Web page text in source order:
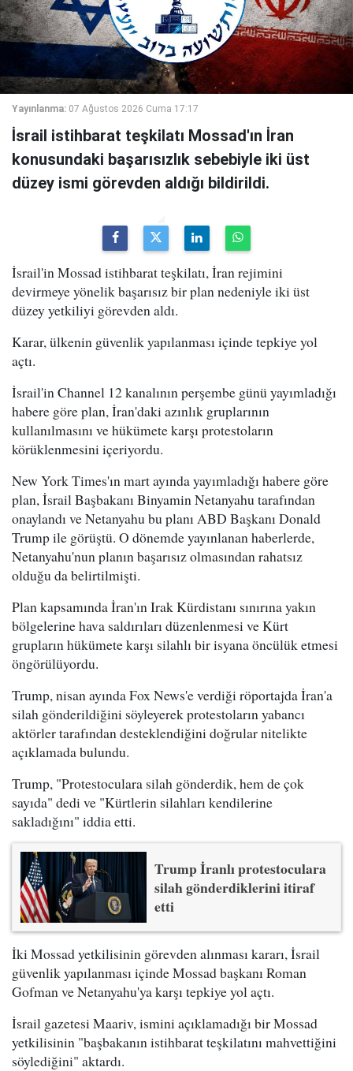
Yayınlanma: 07 Ağustos 2026 Cuma 17:17
İsrail istihbarat teşkilatı Mossad'ın İran
konusundaki başarısızlık sebebiyle iki üst
düzey ismi görevden aldığı bildirildi.
İsrail'in Mossad istihbarat teşkilatı, İran rejimini
devirmeye yönelik başarısız bir plan nedeniyle iki üst
düzey yetkiliyi görevden aldı.
Karar, ülkenin güvenlik yapılanması içinde tepkiye yol
açtı.
İsrail'in Channel 12 kanalının perşembe günü yayımladığı
habere göre plan, İran'daki azınlık gruplarının
kullanılmasını ve hükümete karşı protestoların
körüklenmesini içeriyordu.
New York Times'ın mart ayında yayımladığı habere göre
plan, İsrail Başbakanı Binyamin Netanyahu tarafından
onaylandı ve Netanyahu bu planı ABD Başkanı Donald
Trump ile görüştü. O dönemde yayınlanan haberlerde,
Netanyahu'nun planın başarısız olmasından rahatsız
olduğu da belirtilmişti.
Plan kapsamında İran'ın Irak Kürdistanı sınırına yakın
bölgelerine hava saldırıları düzenlenmesi ve Kürt
grupların hükümete karşı silahlı bir isyana öncülük etmesi
öngörülüyordu.
Trump, nisan ayında Fox News'e verdiği röportajda İran'a
silah gönderildiğini söyleyerek protestoların yabancı
aktörler tarafından desteklendiğini doğrular nitelikte
açıklamada bulundu.
Trump, "Protestoculara silah gönderdik, hem de çok
sayıda" dedi ve "Kürtlerin silahları kendilerine
sakladığını" iddia etti.
Trump İranlı protestoculara
silah gönderdiklerini itiraf
etti
İki Mossad yetkilisinin görevden alınması kararı, İsrail
güvenlik yapılanması içinde Mossad başkanı Roman
Gofman ve Netanyahu'ya karşı tepkiye yol açtı.
İsrail gazetesi Maariv, ismini açıklamadığı bir Mossad
yetkilisinin "başbakanın istihbarat teşkilatını mahvettiğini
söylediğini" aktardı.